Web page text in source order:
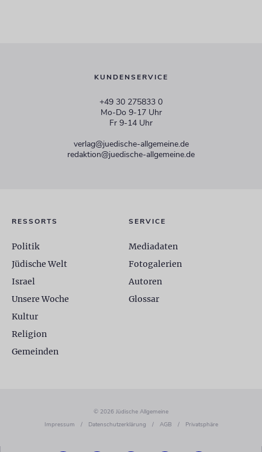
KUNDENSERVICE
+49 30 275833 0
Mo-Do 9-17 Uhr
Fr 9-14 Uhr
verlag@juedische-allgemeine.de
redaktion@juedische-allgemeine.de
RESSORTS
Politik
Jüdische Welt
Israel
Unsere Woche
Kultur
Religion
Gemeinden
SERVICE
Mediadaten
Fotogalerien
Autoren
Glossar
© 2026 Jüdische Allgemeine
Impressum
/ Datenschutzerklärung / AGB / Privatsphäre